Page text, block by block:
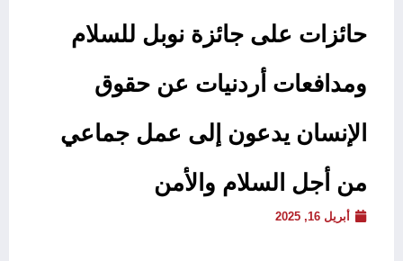
حائزات على جائزة نوبل للسلام
ومدافعات أردنيات عن حقوق
الإنسان يدعون إلى عمل جماعي
من أجل السلام والأمن
أبريل 16, 2025